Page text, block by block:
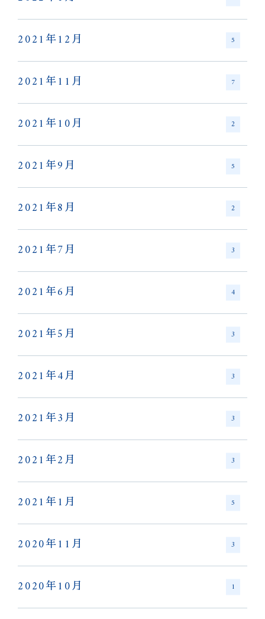
2021年12月 5
2021年11月 7
2021年10月 2
2021年9月 5
2021年8月 2
2021年7月 3
2021年6月 4
2021年5月 3
2021年4月 3
2021年3月 3
2021年2月 3
2021年1月 5
2020年11月 3
2020年10月 1